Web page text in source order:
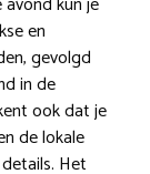
en
gevolgd
in de
ook dat je
de lokale
Het